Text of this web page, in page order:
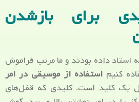
برای بازشدن
داده بودند و ما مرتب فراموش
کنیماستفاده از موسیقی در امر
یک کلید است. کلیدی که قفل‌های